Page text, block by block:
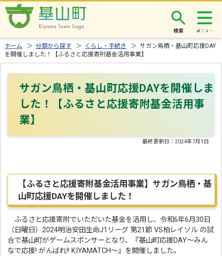
検索
ホーム ＞分類から探す ＞ くらし・手続き
＞ サガン鳥栖・基山町応援DAY
を開催しました！【ふるさと応援寄附基金活用事業】
サガン鳥栖・基山町応援DAYを開催しま
した！【ふるさと応援寄附基金活用事
業】
最終更新日：2024年7月1日
【ふるさと応援寄附基金活用事業】サガン鳥栖・基
山町応援DAYを開催しました！
ふるさと応援寄附でいただいた基金を活用し、令和6年6月30日
（日曜日）2024明治安田生命J1リーグ 第21節 VS柏レイソル の試
合で基山町がゲームスポンサーとなり、『基山町応援DAY～みん
なで応援! がんばれ!! KIYAMATCH～』を開催しました。